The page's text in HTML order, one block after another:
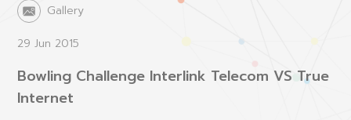
Gallery
29 Jun 2015
Bowling Challenge Interlink Telecom VS True
Internet